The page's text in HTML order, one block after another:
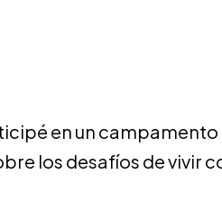
en un
los desafíos de vivir